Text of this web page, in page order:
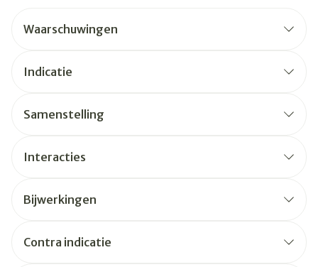
Waarschuwingen
Indicatie
Samenstelling
Interacties
Bijwerkingen
Contra indicatie